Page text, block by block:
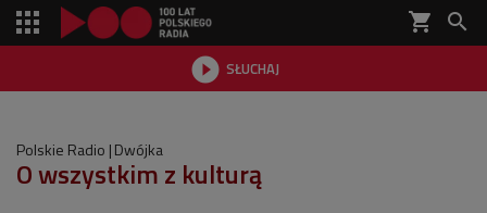
shopping_cart 
 SŁUCHAJ

Polskie Radio Dwójka
O wszystkim z kulturą